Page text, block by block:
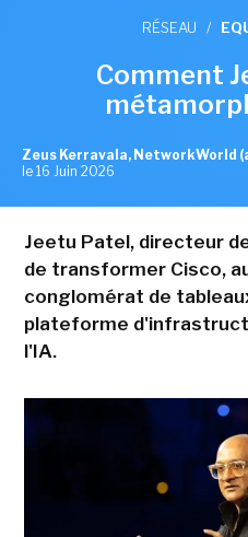
RÉSEAU /
Comment
Zeus Kerravala, NetworkWorld
le 16 Juin 2026
Jeetu Patel, directeur
de transformer Cisco,
conglomérat de
plateforme
l'IA.